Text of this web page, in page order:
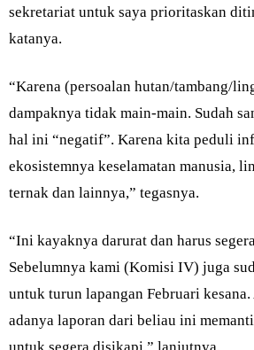
sekretariat untuk saya prioritaskan
katanya.
“Karena (persoalan hutan/tambang/
dampaknya tidak main-main. Sudah
hal ini “negatif”. Karena kita peduli
ekosistemnya keselamatan manusia,
ternak dan lainnya,” tegasnya.
“Ini kayaknya darurat dan harus
Sebelumnya kami (Komisi IV) juga
untuk turun lapangan Februari
adanya laporan dari beliau ini
untuk segera disikapi,” lanjutnya.